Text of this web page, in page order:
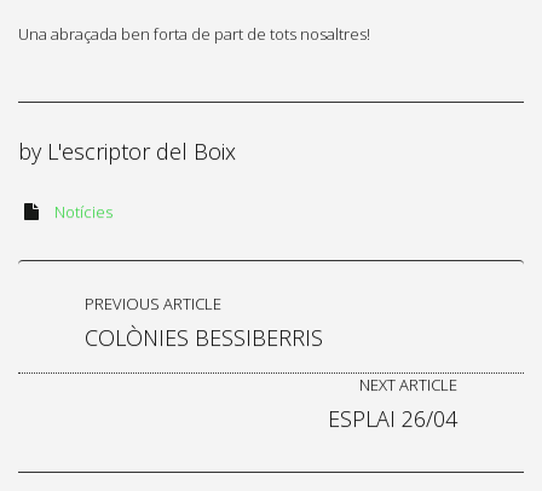
Una abraçada ben forta de part de tots nosaltres!
by L'escriptor del Boix
Notícies
PREVIOUS ARTICLE
COLÒNIES BESSIBERRIS
NEXT ARTICLE
ESPLAI 26/04